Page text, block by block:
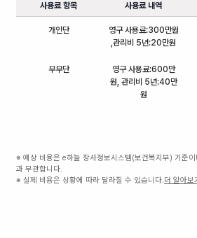
사용료 항목 사용료 내역
개인단
영구 사용료:300만원
,관리비 5년:20만원
부부단
영구 사용료:600만
원, 관리비 5년:40만
원
※ 예상 비용은 e하늘 장사정보시스템(보건복지부) 기준
과 무관합니다.
※ 실제 비용은 상황에 따라 달라질 수 있습니다.더 알아보